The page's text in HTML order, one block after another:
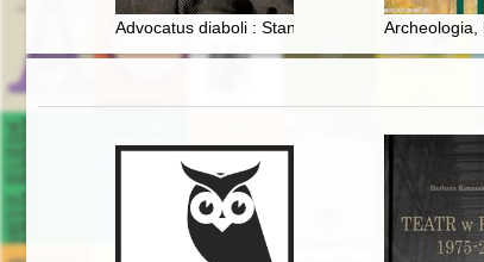
Advocatus diaboli : Stanisław Hejmowski,Archeologia,